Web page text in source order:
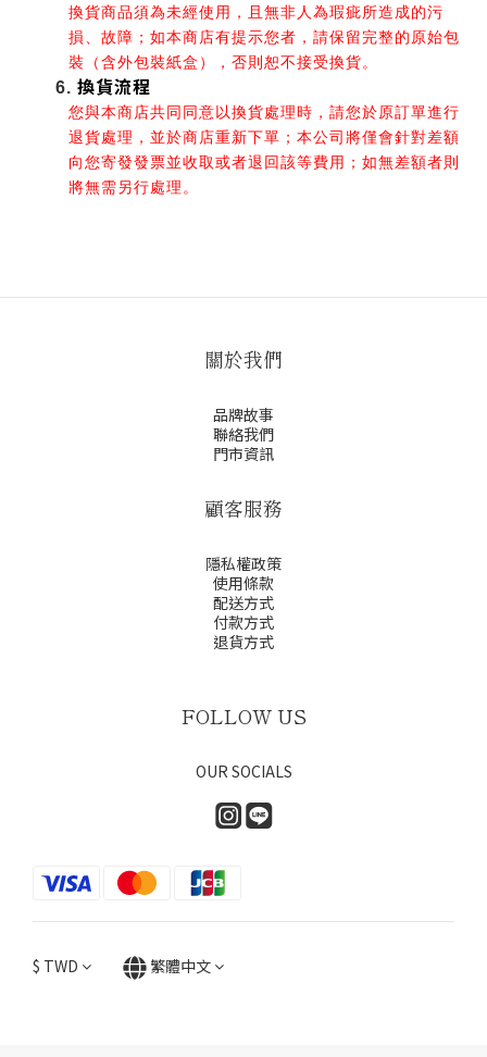
換貨商品須為未經使用，且無非人為瑕疵所造成的污
損、故障；如本商店有提示您者，請保留完整的原始包
裝（含外包裝紙盒），否則恕不接受換貨。
換貨流程
您與本商店共同同意以換貨處理時，請您於原訂單進行
退貨處理，並於商店重新下單；本公司將僅會針對差額
向您寄發發票並收取或者退回該等費用；如無差額者則
將無需另行處理。
關於我們
品牌故事
聯絡我們
門市資訊
顧客服務
隱私權政策
使用條款
配送方式
付款方式
退貨方式
FOLLOW US
OUR SOCIALS
$ TWD 繁體中文